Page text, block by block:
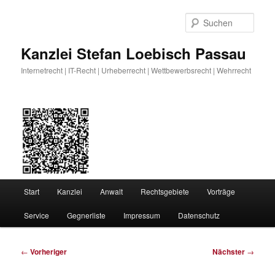
Kanzlei Stefan Loebisch Passau
Internetrecht | IT-Recht | Urheberrecht | Wettbewerbsrecht | Wehrrecht
Start Kanzlei Anwalt Rechtsgebiete Vorträge
Service Gegnerliste Impressum Datenschutz
Beitragsnavigation
← Vorheriger Nächster →